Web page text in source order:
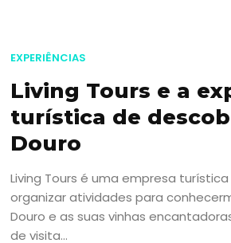
EXPERIÊNCIAS
Living Tours e a
turística de
Douro
Living Tours é uma empresa
organizar atividades para
Douro e as suas vinhas
de visita...